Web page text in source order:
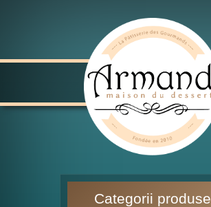
Categorii produse